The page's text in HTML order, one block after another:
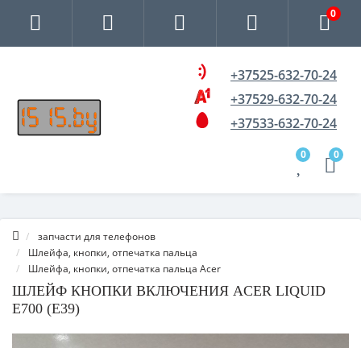
0
+37525-632-70-24
+37529-632-70-24
+37533-632-70-24
0 0
запчасти для телефонов
Шлейфа, кнопки, отпечатка пальца
Шлейфа, кнопки, отпечатка пальца Acer
ШЛЕЙФ КНОПКИ ВКЛЮЧЕНИЯ ACER LIQUID
E700 (E39)